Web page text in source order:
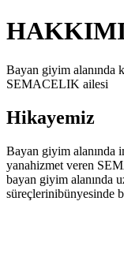
Bayan giyim alanında
SEMACELIK ailesi
Hikayemiz
Bayan giyim alanında
yanahizmet veren
bayan giyim alanında
süreçlerinibünyesinde